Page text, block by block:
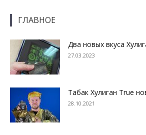
ГЛАВНОЕ
Два новых вкуса
27.03.2023
Табак Хулиган True
28.10.2021